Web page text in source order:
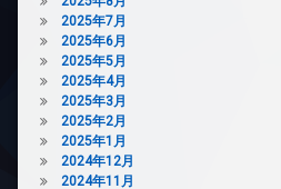
バ
イ
ク
置
き
場
内
廊
2025年7月
2025年6月
2025年5月
2025年4月
2025年3月
2025年2月
2025年1月
2024年12月
2024年11月